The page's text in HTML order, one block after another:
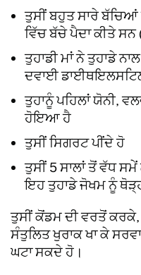
ਤੁਸੀਂ ਬਹੁਤ ਸਾਰੇ ਬੱਚਿਆਂ
ਵਿੱਚ ਬੱਚੇ ਪੈਦਾ ਕੀਤੇ
ਤੁਹਾਡੀ ਮਾਂ ਨੇ ਤੁਹਾਡੇ
ਦਵਾਈ
ਤੁਹਾਨੂੰ ਪਹਿਲਾਂ ਯੋਨੀ,
ਹੋਇਆ ਹੈ
ਤੁਸੀਂ ਸਿਗਰਟ ਪੀਂਦੇ ਹੋ
ਤੁਸੀਂ 5 ਸਾਲਾਂ ਤੋਂ ਵੱਧ
ਇਹ ਤੁਹਾਡੇ ਜੋਖਮ ਨੂੰ
ਤੁਸੀਂ ਕੋਂਡਮ ਦੀ ਵਰਤੋਂ
ਸੰਤੁਲਿਤ ਖੁਰਾਕ ਖਾ ਕੇ
ਘਟਾ ਸਕਦੇ ਹੋ।